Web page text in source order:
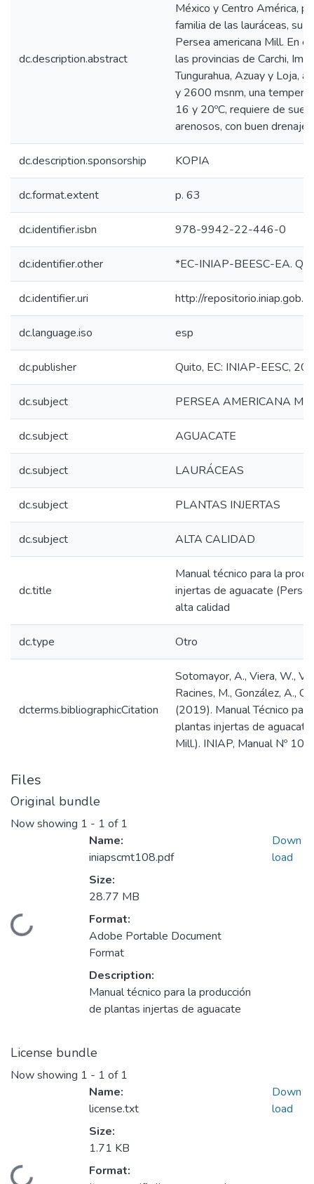
dc.description.abstract
México y Centro América,
familia de las lauráceas, su
Persea americana Mill. En
las provincias de Carchi,
Tungurahua, Azuay y Loja,
y 2600 msnm, una
16 y 20ºC, requiere de
arenosos, con buen drenaje
dc.description.sponsorship KOPIA
dc.format.extent p. 63
dc.identifier.isbn 978-9942-22-446-0
dc.identifier.other *EC-INIAP-BEESC-EA.
dc.identifier.uri http://
dc.language.iso esp
dc.publisher Quito, EC: INIAP-EESC,
dc.subject PERSEA AMERICANA
dc.subject AGUACATE
dc.subject LAURÁCEAS
dc.subject PLANTAS INJERTAS
dc.subject ALTA CALIDAD
dc.title
Manual técnico para la
injertas de aguacate
alta calidad
dc.type Otro
dcterms.bibliographicCitation
Sotomayor, A., Viera, W.,
Racines, M., González, A.,
(2019). Manual Técnico
plantas injertas de
Mill.). INIAP, Manual Nº
Files
Original bundle
Now showing 1 - 1 of 1
Loading...
Name:
iniapscmt108.pdf
Size:
28.77 MB
Format:
Adobe Portable Document
Format
Description:
Manual técnico para la producción
de plantas injertas de aguacate
Down
load
License bundle
Now showing 1 - 1 of 1
Name:
license.txt
Size:
1.71 KB
Format:
Down
load